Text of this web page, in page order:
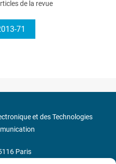
de la revue
71
et des Technologies
Paris